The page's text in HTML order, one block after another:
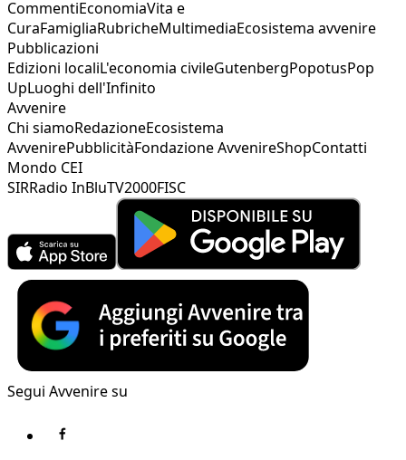
CommentiEconomiaVita e
CuraFamigliaRubricheMultimediaEcosistema avvenire
Pubblicazioni
Edizioni localiL'economia civileGutenbergPopotusPop
UpLuoghi dell'Infinito
Avvenire
Chi siamoRedazioneEcosistema
AvvenirePubblicitàFondazione AvvenireShopContatti
Mondo CEI
SIRRadio InBluTV2000FISC
Segui Avvenire su